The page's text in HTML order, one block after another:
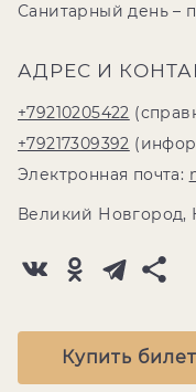
Санитарный день –
АДРЕС И
+79210205422
+79217309392
Электронная почта:
Великий Новгород,
Купить